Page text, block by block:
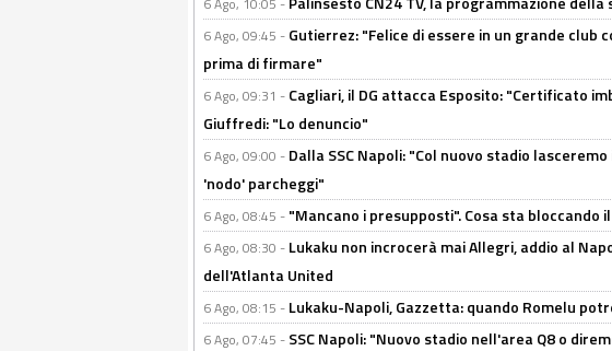
6 Ago, 09:45 - Gutierrez: "Felice di essere in un grande club
prima di firmare"
6 Ago, 09:31 - Cagliari, il DG attacca Esposito: "Certificato
Giuffredi: "Lo denuncio"
6 Ago, 09:00 - Dalla SSC Napoli: "Col nuovo stadio
'nodo' parcheggi"
6 Ago, 08:45 - "Mancano i presupposti". Cosa sta bloccando
6 Ago, 08:30 - Lukaku non incrocerà mai Allegri, addio al
dell'Atlanta United
6 Ago, 08:15 - Lukaku-Napoli, Gazzetta: quando Romelu
6 Ago, 07:45 - SSC Napoli: "Nuovo stadio nell'area Q8 o